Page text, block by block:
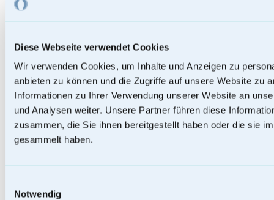
Diese Webseite verwendet Cookies
Wir verwenden Cookies, um Inhalte und Anzeigen zu
anbieten zu können und die Zugriffe auf unsere Website zu
Informationen zu Ihrer Verwendung unserer Website an
und Analysen weiter. Unsere Partner führen diese
zusammen, die Sie ihnen bereitgestellt haben oder die sie
gesammelt haben.
Notwendig
Metallurnen